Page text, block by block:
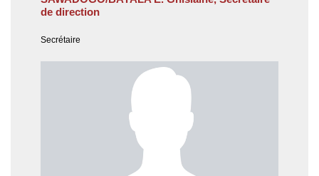
de direction
Secrétaire